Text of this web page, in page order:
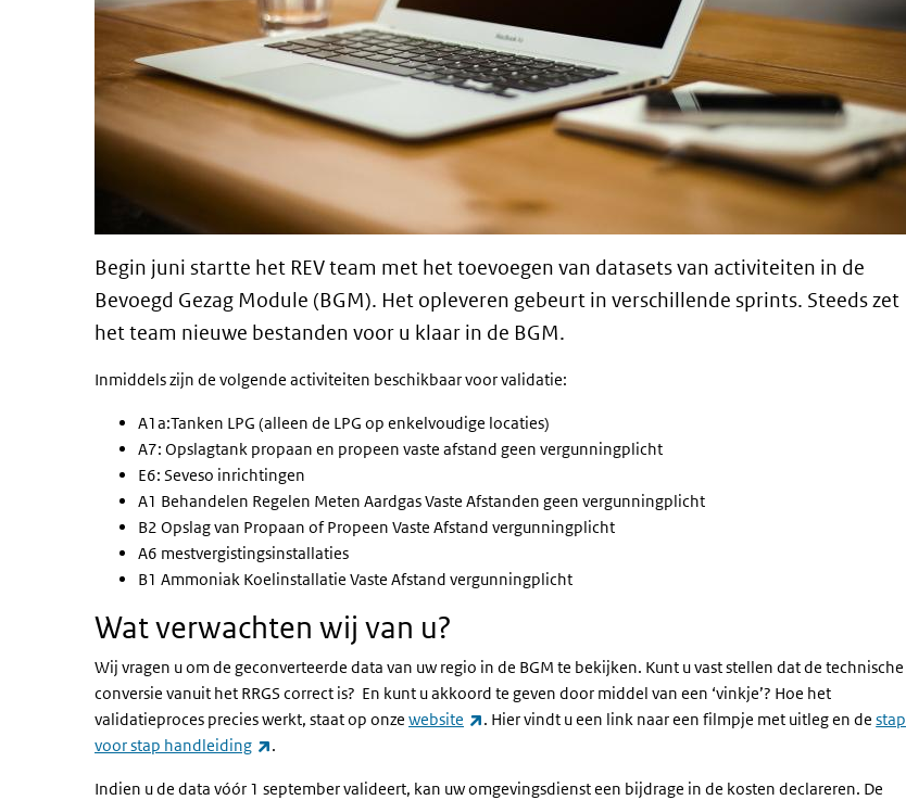
Begin juni startte het REV team met het toevoegen van datasets van activiteiten in de
Bevoegd Gezag Module (BGM). Het opleveren gebeurt in verschillende sprints. Steeds zet
het team nieuwe bestanden voor u klaar in de BGM.
Inmiddels zijn de volgende activiteiten beschikbaar voor validatie:
A1a:Tanken LPG (alleen de LPG op enkelvoudige locaties)
A7: Opslagtank propaan en propeen vaste afstand geen vergunningplicht
E6: Seveso inrichtingen
A1 Behandelen Regelen Meten Aardgas Vaste Afstanden geen vergunningplicht
B2 Opslag van Propaan of Propeen Vaste Afstand vergunningplicht
A6 mestvergistingsinstallaties
B1 Ammoniak Koelinstallatie Vaste Afstand vergunningplicht
Wat verwachten wij van u?
Wij vragen u om de geconverteerde data van uw regio in de BGM te bekijken. Kunt u vast stellen dat de technische
conversie vanuit het RRGS correct is? En kunt u akkoord te geven door middel van een ‘vinkje’? Hoe het
validatieproces precies werkt, staat op onze website (externe link)
. Hier vindt u een link naar een filmpje met uitleg en destap
voor stap handleiding
(externe link)
.
Indien u de data vóór 1 september valideert, kan uw omgevingsdienst een bijdrage in de kosten declareren. De